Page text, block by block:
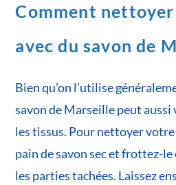
Comment
avec du savon de
Bien qu’on l’utilise
savon de Marseille peut
les tissus. Pour nettoyer
pain de savon sec et frottez-
les parties tachées. Laissez